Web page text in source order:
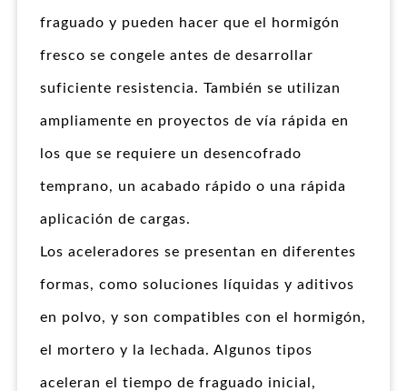
fraguado y pueden hacer que el hormigón
fresco se congele antes de desarrollar
suficiente resistencia. También se utilizan
ampliamente en proyectos de vía rápida en
los que se requiere un desencofrado
temprano, un acabado rápido o una rápida
aplicación de cargas.
Los aceleradores se presentan en diferentes
formas, como soluciones líquidas y aditivos
en polvo, y son compatibles con el hormigón,
el mortero y la lechada. Algunos tipos
aceleran el tiempo de fraguado inicial,